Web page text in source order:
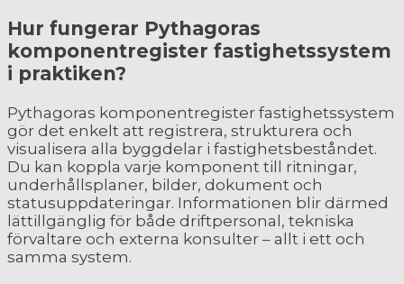
Hur fungerar Pythagoras
komponentregister fastighetssystem
i praktiken?
Pythagoras komponentregister fastighetssystem
gör det enkelt att registrera, strukturera och
visualisera alla byggdelar i fastighetsbeståndet.
Du kan koppla varje komponent till ritningar,
underhållsplaner, bilder, dokument och
statusuppdateringar. Informationen blir därmed
lättillgänglig för både driftpersonal, tekniska
förvaltare och externa konsulter – allt i ett och
samma system.